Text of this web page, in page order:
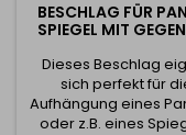
BESCHLAG FÜR
SPIEGEL MIT
Dieses Beschlag
sich perfekt für
Aufhängung eines
oder z.B. eines